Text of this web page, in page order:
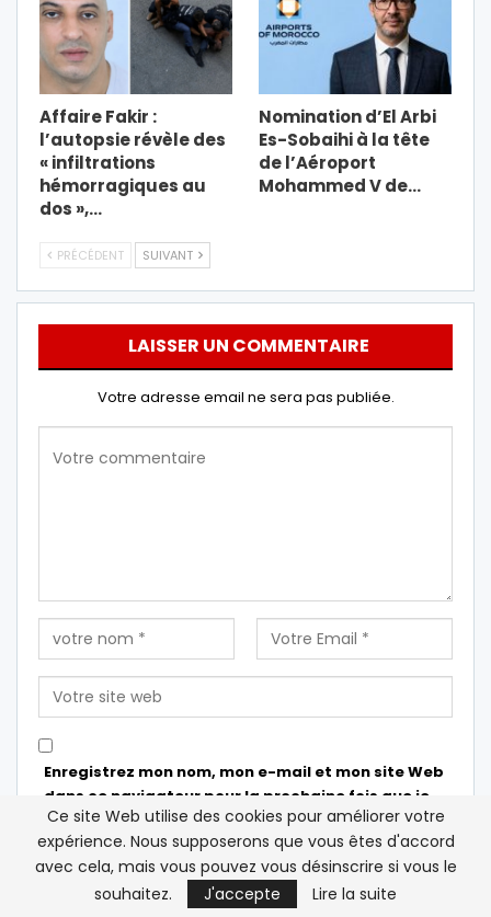
Affaire Fakir :
l’autopsie révèle des
« infiltrations
hémorragiques au
dos »,…
Nomination d’El Arbi
Es-Sobaihi à la tête
de l’Aéroport
Mohammed V de…
PRÉCÉDENT SUIVANT
LAISSER UN COMMENTAIRE
Votre adresse email ne sera pas publiée.
Enregistrez mon nom, mon e-mail et mon site Web
dans ce navigateur pour la prochaine fois que je
commenterai.
Ce site Web utilise des cookies pour améliorer votre
expérience. Nous supposerons que vous êtes d'accord
avec cela, mais vous pouvez vous désinscrire si vous le
souhaitez.
J'accepte Lire la suite